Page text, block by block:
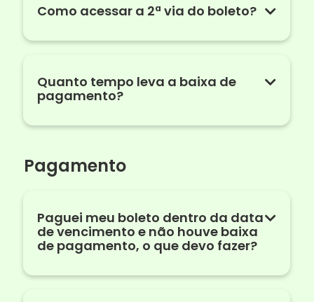
Como acessar a 2ª via do boleto?
Quanto tempo leva a baixa de
pagamento?
Pagamento
Paguei meu boleto dentro da data
de vencimento e não houve baixa
de pagamento, o que devo fazer?